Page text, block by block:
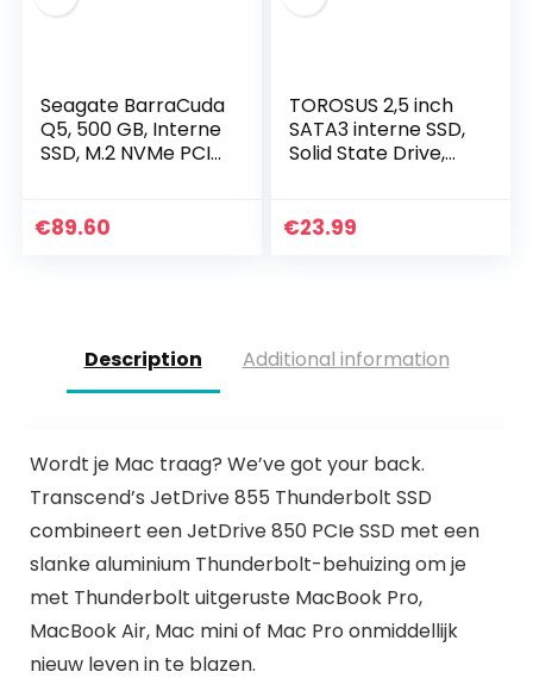
Seagate BarraCuda
Q5, 500 GB, Interne
SSD, M.2 NVMe PCIe
(ZP500CV3A001)
€89.60
TOROSUS 2,5 inch
SATA3 interne SSD,
Solid State Drive,
€23.99
Description Additional information
Wordt je Mac traag? We’ve got your back.
Transcend’s JetDrive 855 Thunderbolt SSD
combineert een JetDrive 850 PCIe SSD met een
slanke aluminium Thunderbolt-behuizing om je
met Thunderbolt uitgeruste MacBook Pro,
MacBook Air, Mac mini of Mac Pro onmiddellijk
nieuw leven in te blazen.